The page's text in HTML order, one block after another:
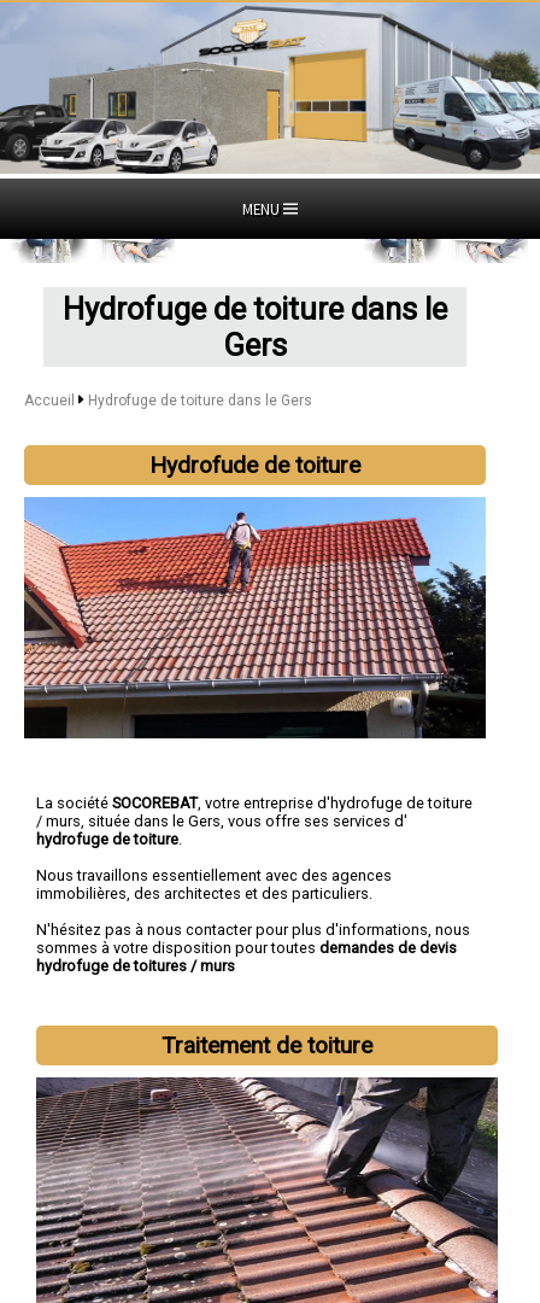
MENU
Hydrofuge de toiture dans le
Gers
Accueil Hydrofuge de toiture dans le Gers
Hydrofude de toiture
La société SOCOREBAT, votre entreprise d'hydrofuge de toiture
/ murs, située dans le Gers, vous offre ses services d'
hydrofuge de toiture
Nous travaillons essentiellement avec des agences
immobilières, des architectes et des particuliers.
N'hésitez pas à nous contacter pour plus d'informations, nous
sommes à votre disposition pour toutes demandes de devis
hydrofuge de toitures / murs
Traitement de toiture